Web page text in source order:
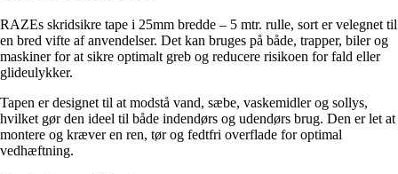
RAZEs skridsikre tape i 25mm bredde – 5 mtr. rulle, sort er velegnet til
en bred vifte af anvendelser. Det kan bruges på både, trapper, biler og
maskiner for at sikre optimalt greb og reducere risikoen for fald eller
glideulykker.
Tapen er designet til at modstå vand, sæbe, vaskemidler og sollys,
hvilket gør den ideel til både indendørs og udendørs brug. Den er let at
montere og kræver en ren, tør og fedtfri overflade for optimal
vedhæftning.